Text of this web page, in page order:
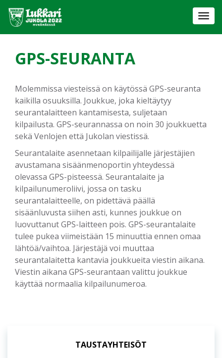
GPS-SEURANTA
Molemmissa viesteissä on käytössä GPS-seuranta
kaikilla osuuksilla. Joukkue, joka kieltäytyy
seurantalaitteen kantamisesta, suljetaan
kilpailusta. GPS-seurannassa on noin 30 joukkuetta
sekä Venlojen että Jukolan viestissä.
Seurantalaite asennetaan kilpailijalle järjestäjien
avustamana sisäänmenoportin yhteydessä
olevassa GPS-pisteessä. Seurantalaite ja
kilpailunumeroliivi, jossa on tasku
seurantalaitteelle, on pidettävä päällä
sisäänluvusta siihen asti, kunnes joukkue on
luovuttanut GPS-laitteen pois. GPS-seurantalaite
tulee pukea viimeistään 15 minuuttia ennen omaa
lähtöä/vaihtoa. Järjestäjä voi muuttaa
seurantalaitetta kantavia joukkueita viestin aikana.
Viestin aikana GPS-seurantaan valittu joukkue
käyttää normaalia kilpailunumeroa.
TAUSTAYHTEISÖT